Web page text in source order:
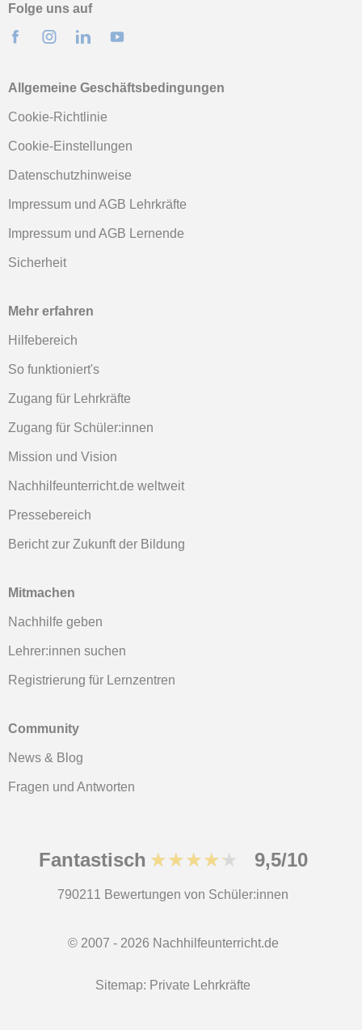
Folge uns auf
Allgemeine Geschäftsbedingungen
Cookie-Richtlinie
Cookie-Einstellungen
Datenschutzhinweise
Impressum und AGB Lehrkräfte
Impressum und AGB Lernende
Sicherheit
Mehr erfahren
Hilfebereich
So funktioniert's
Zugang für Lehrkräfte
Zugang für Schüler:innen
Mission und Vision
Nachhilfeunterricht.de weltweit
Pressebereich
Bericht zur Zukunft der Bildung
Mitmachen
Nachhilfe geben
Lehrer:innen suchen
Registrierung für Lernzentren
Community
News & Blog
Fragen und Antworten
Fantastisch ★★★★★ 9,5/10
790211 Bewertungen von Schüler:innen
© 2007 - 2026 Nachhilfeunterricht.de
Sitemap: Private Lehrkräfte